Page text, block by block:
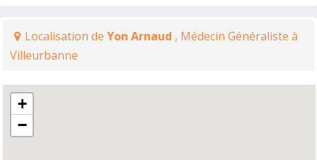
Localisation de Yon Arnaud , Médecin Généraliste à
Villeurbanne
+
−